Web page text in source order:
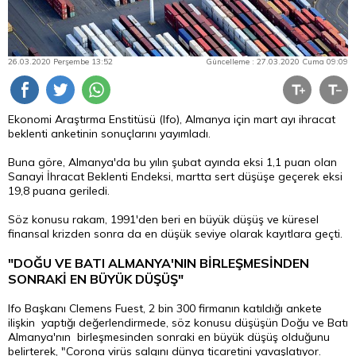
26.03.2020 Perşembe 13:52 Güncelleme : 27.03.2020 Cuma 09:09
Ekonomi Araştırma Enstitüsü (Ifo), Almanya için mart ayı ihracat
beklenti anketinin sonuçlarını yayımladı.
Buna göre, Almanya'da bu yılın şubat ayında eksi 1,1 puan olan
Sanayi İhracat Beklenti Endeksi, martta sert düşüşe geçerek eksi
19,8 puana geriledi.
Söz konusu rakam, 1991'den beri en büyük düşüş ve küresel
finansal krizden sonra da en düşük seviye olarak kayıtlara geçti.
"DOĞU VE BATI ALMANYA'NIN BİRLEŞMESİNDEN
SONRAKİ EN BÜYÜK DÜŞÜŞ"
Ifo Başkanı Clemens Fuest, 2 bin 300 firmanın katıldığı ankete
ilişkin yaptığı değerlendirmede, söz konusu düşüşün Doğu ve Batı
Almanya'nın birleşmesinden sonraki en büyük düşüş olduğunu
belirterek, "Corona virüs salgını dünya ticaretini yavaşlatıyor.